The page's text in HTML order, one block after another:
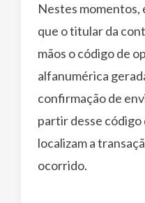
Nestes momentos,
que o titular da
mãos o código de
alfanumérica
confirmação de
partir desse
localizam a
ocorrido.